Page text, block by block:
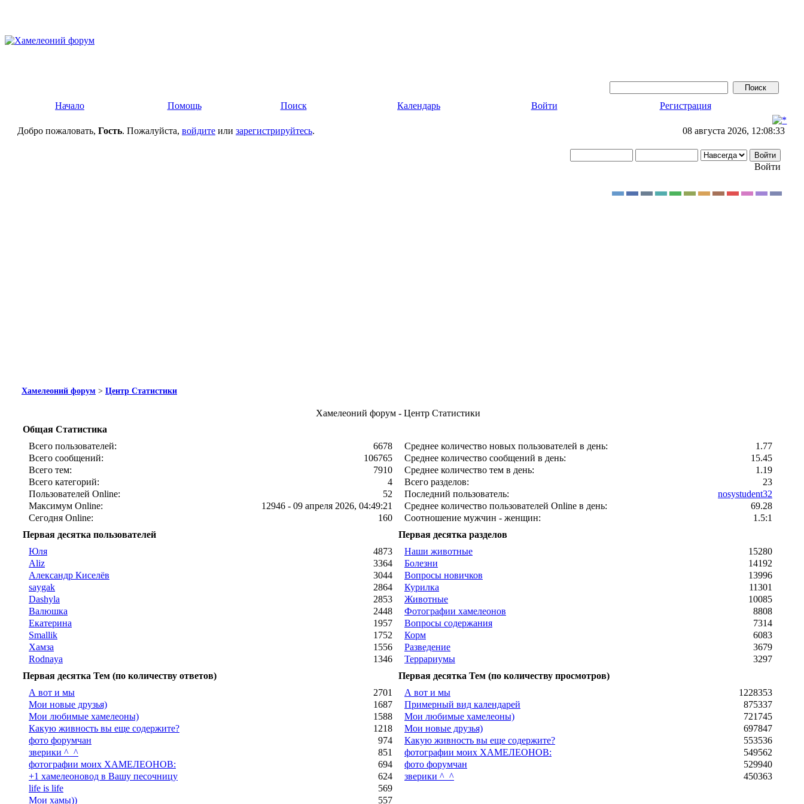
Начало Помощь Поиск Календарь Войти Регистрация
Добро пожаловать, Гость. Пожалуйста, войдите или зарегистрируйтесь. 08 августа 2026, 12:08:33
Войти
Хамелеоний форум > Центр Статистики
Хамелеоний форум - Центр Статистики
Общая Статистика
Всего пользователей:
6678
Всего сообщений:
106765
Всего тем:
7910
Всего категорий:
4
Пользователей Online:
52
Максимум Online:
12946 - 09 апреля 2026, 04:49:21
Сегодня Online:
160
Среднее количество новых пользователей в день:
1.77
Среднее количество сообщений в день:
15.45
Среднее количество тем в день:
1.19
Всего разделов:
23
Последний пользователь:
nosystudent32
Среднее количество пользователей Оnline в день:
69.28
Соотношение мужчин - женщин:
1.5:1
Первая десятка пользователей
Первая десятка разделов
Юля
4873
Aliz
3364
Александр Киселёв
3044
saygak
2864
Dashyla
2853
Валюшка
2448
Екатерина
1957
Smallik
1752
Хамза
1556
Rodnaya
1346
Наши животные
15280
Болезни
14192
Вопросы новичков
13996
Курилка
11301
Животные
10085
Фотографии хамелеонов
8808
Вопросы содержания
7314
Корм
6083
Разведение
3679
Террариумы
3297
Первая десятка Тем (по количеству ответов)
Первая десятка Тем (по количеству просмотров)
А вот и мы
2701
Мои новые друзья)
1687
Мои любимые хамелеоны)
1588
Какую живность вы еще содержите?
1218
фото форумчан
974
зверики ^_^
851
фотографии моих ХАМЕЛЕОНОВ:
694
+1 хамелеоновод в Вашу песочницу
624
life is life
569
Мои хамы))
557
А вот и мы
1228353
Примерный вид календарей
875337
Мои любимые хамелеоны)
721745
Мои новые друзья)
697847
Какую живность вы еще содержите?
553536
фотографии моих ХАМЕЛЕОНОВ:
549562
фото форумчан
529940
зверики ^_^
450363